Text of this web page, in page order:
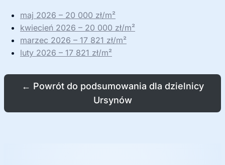
maj 2026 – 20 000 zł/m²
kwiecień 2026 – 20 000 zł/m²
marzec 2026 – 17 821 zł/m²
luty 2026 – 17 821 zł/m²
← Powrót do podsumowania dla dzielnicy
Ursynów